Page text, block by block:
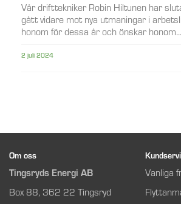
Vår drifttekniker Robin Hiltunen har
gått vidare mot nya utmaningar i
honom för dessa år och önskar honom...
2 juli 2024
Om oss
Tingsryds Energi AB
Box 88, 362 22 Tingsryd
Vanliga